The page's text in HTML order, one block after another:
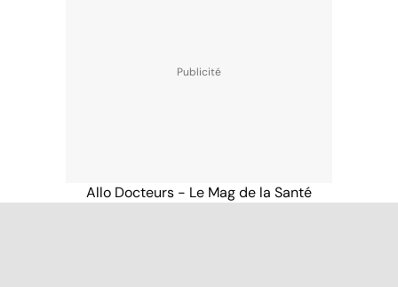
Allo Docteurs - Le Mag de la Santé